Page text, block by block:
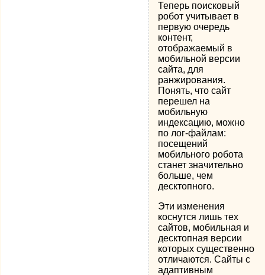
Теперь поисковый
робот учитывает в
первую очередь
контент,
отображаемый в
мобильной версии
сайта, для
ранжирования.
Понять, что сайт
перешел на
мобильную
индексацию, можно
по лог-файлам:
посещений
мобильного робота
станет значительно
больше, чем
десктопного.
Эти изменения
коснутся лишь тех
сайтов, мобильная и
десктопная версии
которых существенно
отличаются. Сайты с
адаптивным